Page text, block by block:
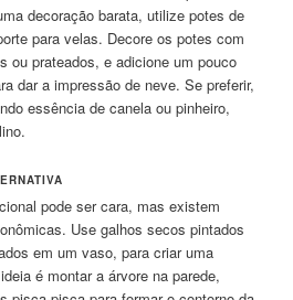
decoração barata, utilize potes de
para velas. Decore os potes com
ou prateados, e adicione um pouco
dar a impressão de neve. Se preferir,
essência de canela ou pinheiro,
pode ser cara, mas existem
Use galhos secos pintados
em um vaso, para criar uma
é montar a árvore na parede,